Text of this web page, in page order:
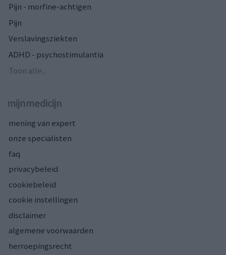
Pijn - morfine-achtigen
Pijn
Verslavingsziekten
ADHD - psychostimulantia
Toon alle...
mijnmedicijn
mening van expert
onze specialisten
faq
privacybeleid
cookiebeleid
cookie instellingen
disclaimer
algemene voorwaarden
herroepingsrecht